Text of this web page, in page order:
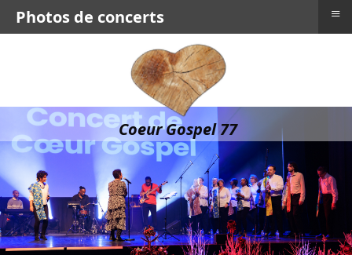
Coeur Gospel 77
Photos de concerts ≡